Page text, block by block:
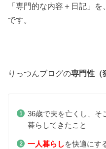
「専門的な内容＋日記」
です。
りっつんブログの専門性（
36歳で夫を亡くし、そ
暮らしてきたこと
一人暮らしを快適にす